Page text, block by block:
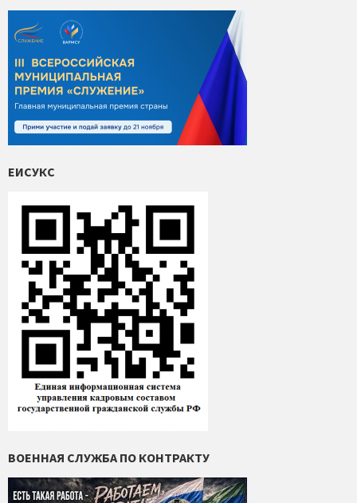
ЕИСУКС
ВОЕННАЯ СЛУЖБА ПО КОНТРАКТУ